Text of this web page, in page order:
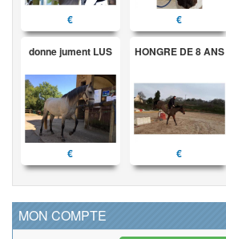
€ €
donne jument LUS
€
HONGRE DE 8 ANS
€
MON COMPTE